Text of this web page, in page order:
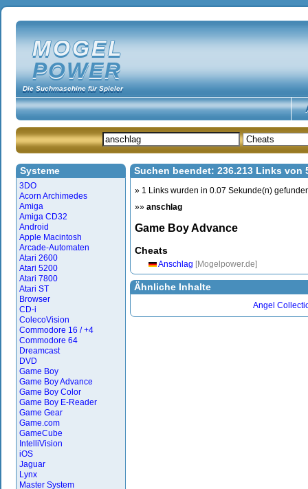
MOGEL
POWER
Die Suchmaschine für Spieler
Systeme
3DO
Acorn Archimedes
Amiga
Amiga CD32
Android
Apple Macintosh
Arcade-Automaten
Atari 2600
Atari 5200
Atari 7800
Atari ST
Browser
CD-i
ColecoVision
Commodore 16 / +4
Commodore 64
Dreamcast
DVD
Game Boy
Game Boy Advance
Game Boy Color
Game Boy E-Reader
Game Gear
Game.com
GameCube
IntelliVision
iOS
Jaguar
Lynx
Master System
Suchen beendet: 236.213 Links
» 1 Links wurden in 0.07 Sekunde(n)
»» anschlag
Game Boy Advance
Cheats
Anschlag [Mogelpower.de]
Ähnliche Inhalte
Angel